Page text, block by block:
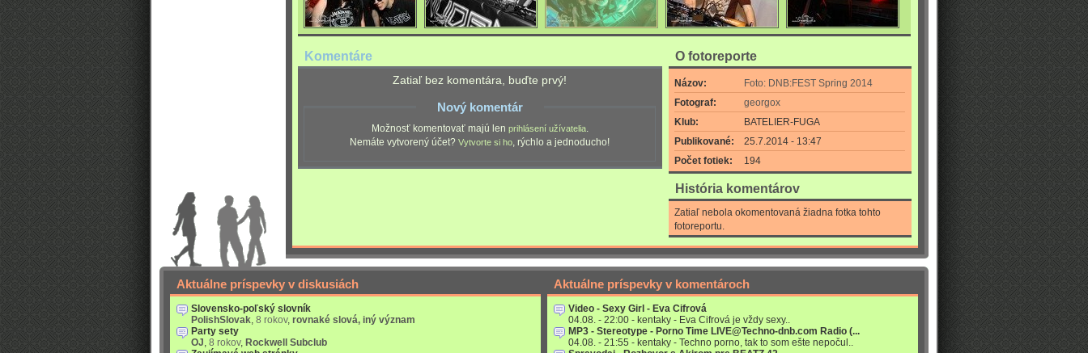
Komentáre
Zatiaľ bez komentára, buďte prvý!
Nový komentár
Možnosť komentovať majú len prihlásení užívatelia.
Nemáte vytvorený účet? Vytvorte si ho , rýchlo a jednoducho!
O fotoreporte
Názov:
Foto: DNB:FEST Spring 2014
Fotograf:
georgox
Klub:
BATELIER-FUGA
Publikované:
25.7.2014 - 13:47
Počet fotiek:
194
História komentárov
Zatiaľ nebola okomentovaná žiadna fotka tohto
fotoreportu.
Aktuálne príspevky v diskusiách
Slovensko-poľský slovník
PolishSlovak, 8 rokov, rovnaké slová, iný význam
Party sety
OJ, 8 rokov, Rockwell Subclub
Aktuálne príspevky v komentároch
Video - Sexy Girl - Eva Cifrová
04.08. - 22:00 - kentaky - Eva Cifrová je vždy sexy..
MP3 - Stereotype - Porno Time LIVE@Techno-dnb.com Radio (...
04.08. - 21:55 - kentaky - Techno porno, tak to som ešte nepočul..